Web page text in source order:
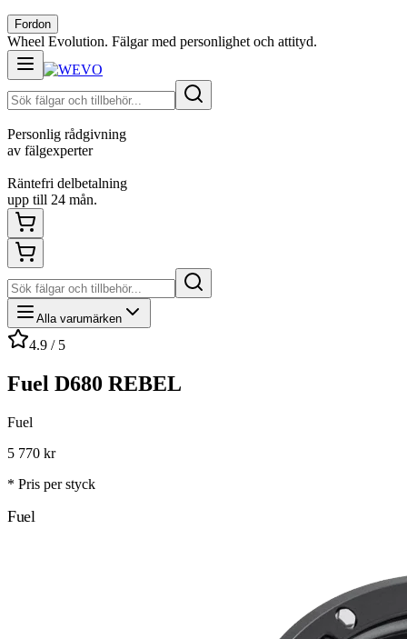
Fordon
Wheel Evolution. Fälgar med personlighet och attityd.
Personlig rådgivning
av fälgexperter
Räntefri delbetalning
upp till 24 mån.
Alla varumärken
4.9 / 5
Fuel D680 REBEL
Fuel
5 770 kr
* Pris per styck
Fuel